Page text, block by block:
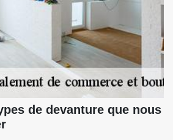
de devanture que nous